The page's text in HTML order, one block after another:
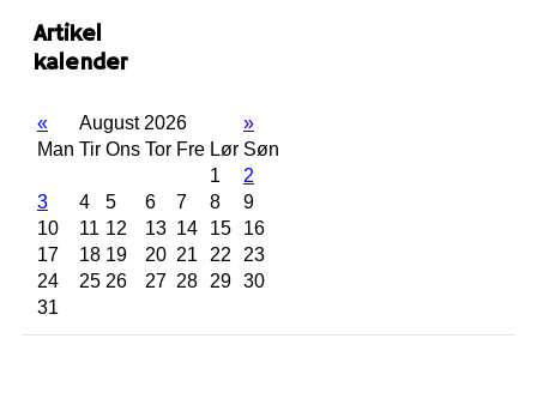
Artikel
kalender
« August 2026
»
Man Tir Ons Tor Fre Lør Søn
1
2
3
4 5 6 7 8
9
10
11 12 13 14 15
16
17
18 19 20 21 22 23
24
25 26 27 28 29 30
31